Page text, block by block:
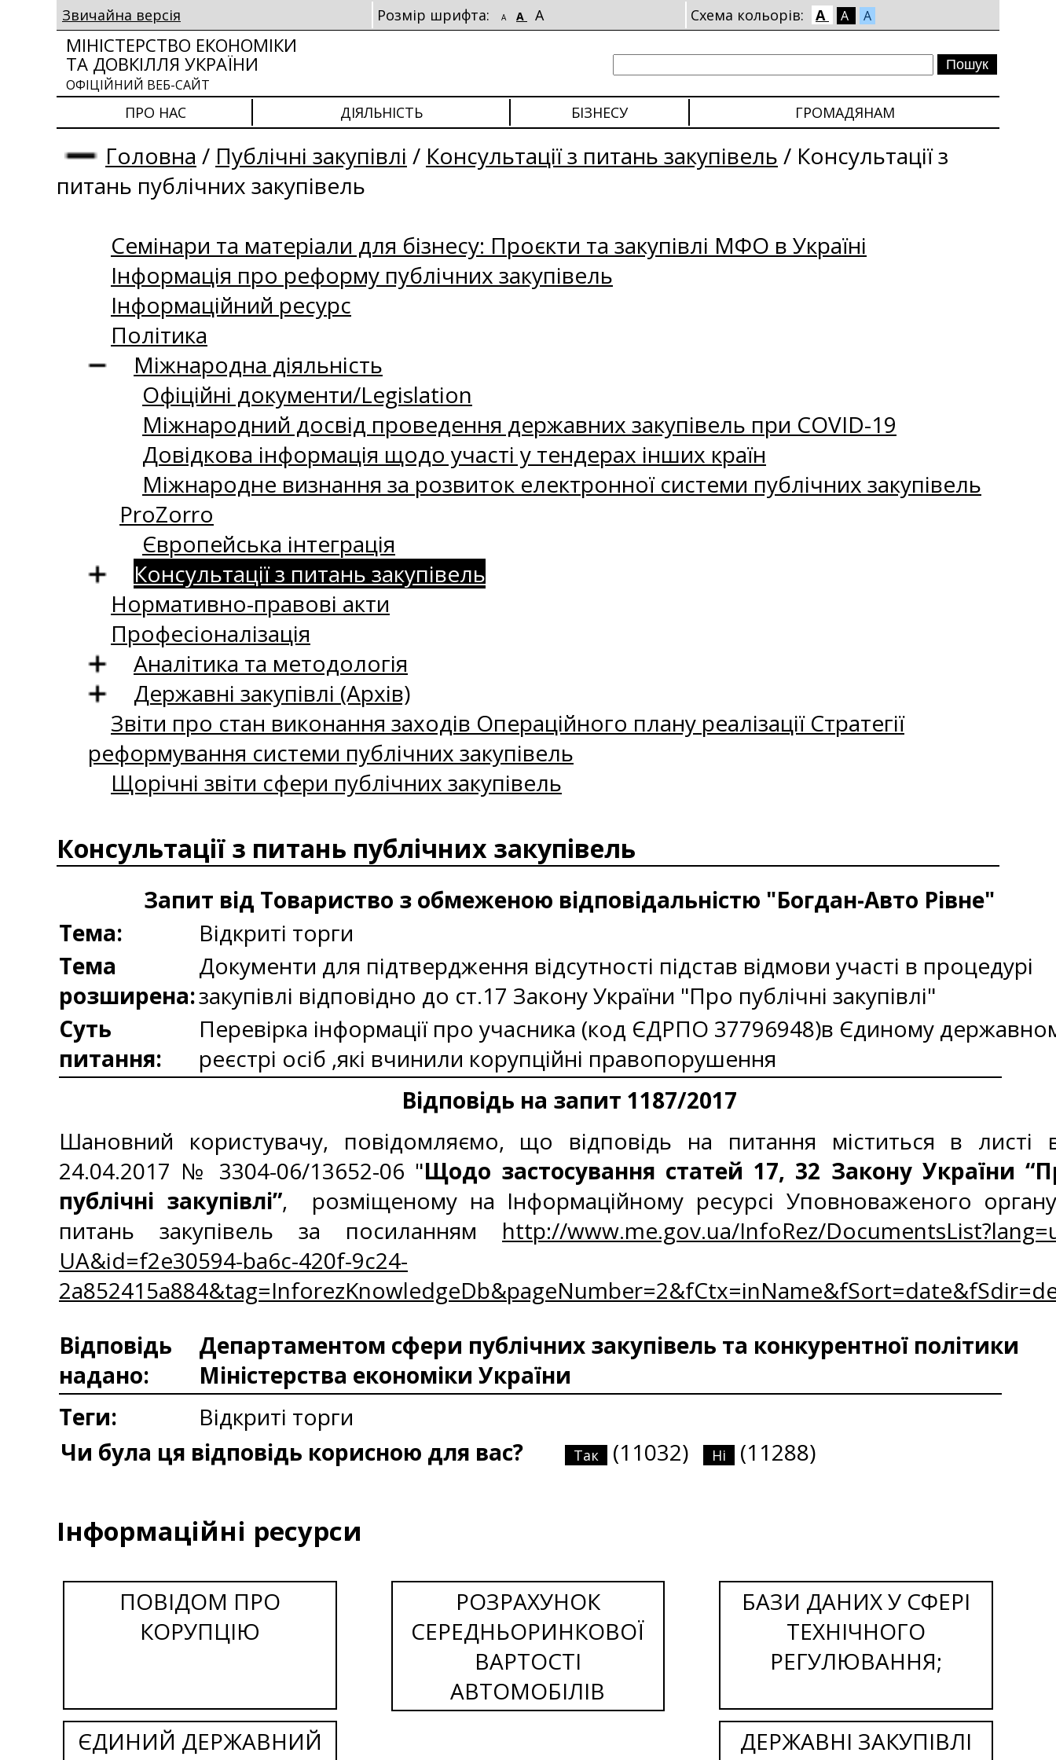
Звичайна версія Розмір шрифта: A A A Схема кольорів: A A A
МІНІСТЕРСТВО ЕКОНОМІКИ
ТА ДОВКІЛЛЯ УКРАЇНИ
ОФІЦІЙНИЙ ВЕБ-САЙТ
ПРО НАС ДІЯЛЬНІСТЬ БІЗНЕСУ ГРОМАДЯНАМ
Головна / Публічні закупівлі / Консультації з питань закупівель / Консультації з
питань публічних закупівель
Семінари та матеріали для бізнесу: Проєкти та закупівлі МФО в Україні
Інформація про реформу публічних закупівель
Інформаційний ресурс
Політика
Міжнародна діяльність
Офіційні документи/Legislation
Міжнародний досвід проведення державних закупівель при COVID-19
Довідкова інформація щодо участі у тендерах інших країн
Міжнародне визнання за розвиток електронної системи публічних закупівель
ProZorro
Європейська інтеграція
Консультації з питань закупівель
Нормативно-правові акти
Професіоналізація
Аналітика та методологія
Державні закупівлі (Архів)
Звіти про стан виконання заходів Операційного плану реалізації Стратегії
реформування системи публічних закупівель
Щорічні звіти сфери публічних закупівель
Консультації з питань публічних закупівель
Запит від Товариство з обмеженою відповідальністю "Богдан-Авто Рівне"
Тема:
Відкриті торги
Тема
розширена:
Документи для підтвердження відсутності підстав відмови участі в процедурі
закупівлі відповідно до ст.17 Закону України "Про публічні закупівлі"
Суть
питання:
Перевірка інформації про учасника (код ЄДРПО 37796948)в Єдиному
реєстрі осіб ,які вчинили корупційні правопорушення
Відповідь на запит 1187/2017
Шановний користувачу, повідомляємо, що відповідь на питання міститься в листі
24.04.2017 № 3304-06/13652-06 "Щодо застосування статей 17, 32 Закону України
публічні закупівлі”, розміщеному на Інформаційному ресурсі Уповноваженого
питань закупівель за посиланням http://www.me.gov.ua/InfoRez/
UA&id=f2e30594-ba6c-420f-9c24-
Відповідь
надано:
Департаментом сфери публічних закупівель та конкурентної політики
Міністерства економіки України
Теги:
Відкриті торги
Чи була ця відповідь корисною для вас?
Так (11032) Ні (11288)
Інформаційні ресурси
ПОВІДОМ ПРО
КОРУПЦІЮ
РОЗРАХУНОК
СЕРЕДНЬОРИНКОВОЇ
ВАРТОСТІ
АВТОМОБІЛІВ
БАЗИ ДАНИХ У СФЕРІ
ТЕХНІЧНОГО
РЕГУЛЮВАННЯ;
ЄДИНИЙ ДЕРЖАВНИЙ
ДЕРЖАВНІ ЗАКУПІВЛІ